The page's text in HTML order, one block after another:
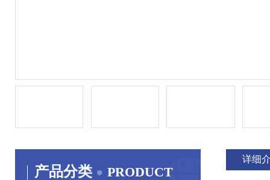
产品分类 PRODUCT
详细